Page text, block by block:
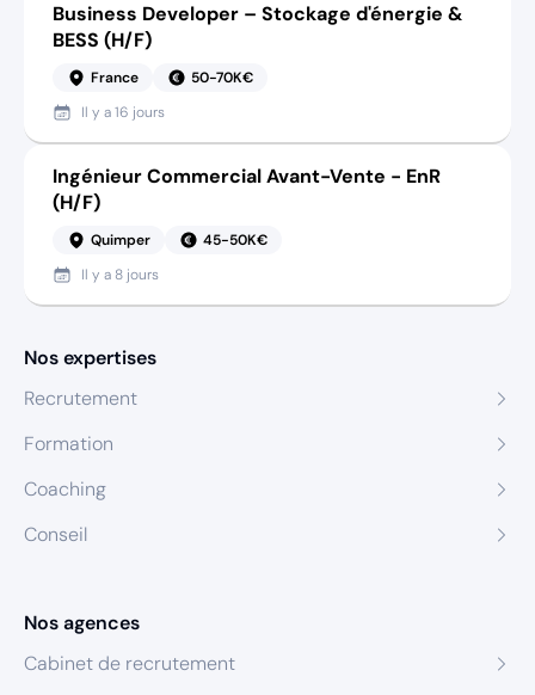
Business Developer – Stockage d'énergie &
BESS (H/F)
France
50-70K€
Il y a16 jours
Ingénieur Commercial Avant-Vente - EnR
(H/F)
Quimper
45-50K€
Il y a 8 jours
Nos expertises
Recrutement
Formation
Coaching
Conseil
Nos agences
Cabinet de recrutement